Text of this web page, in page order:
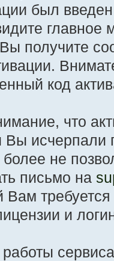
был
получите
код
что
Вы исчерпали
не
письмо на
Вам
и